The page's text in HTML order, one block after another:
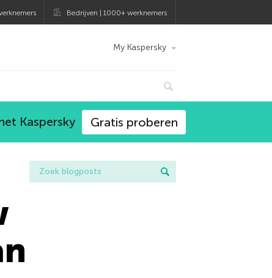
Bedrijven | 1000+ werknemers
My Kaspersky
Kaspersky Gratis proberen